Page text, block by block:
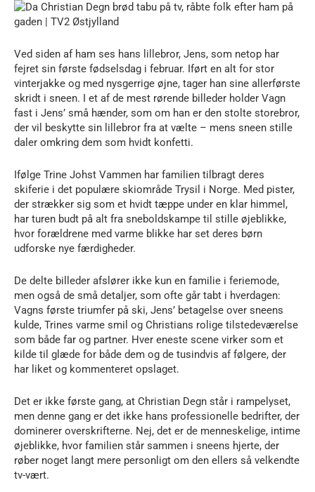
Ved siden af ham ses hans lillebror, Jens, som netop har
fejret sin første fødselsdag i februar. Iført en alt for stor
vinterjakke og med nysgerrige øjne, tager han sine allerførste
skridt i sneen. I et af de mest rørende billeder holder Vagn
fast i Jens’ små hænder, som om han er den stolte storebror,
der vil beskytte sin lillebror fra at vælte – mens sneen stille
daler omkring dem som hvidt konfetti.
Ifølge Trine Johst Vammen har familien tilbragt deres
skiferie i det populære skiområde Trysil i Norge. Med pister,
der strækker sig som et hvidt tæppe under en klar himmel,
har turen budt på alt fra sneboldskampe til stille øjeblikke,
hvor forældrene med varme blikke har set deres børn
udforske nye færdigheder.
De delte billeder afslører ikke kun en familie i feriemode,
men også de små detaljer, som ofte går tabt i hverdagen:
Vagns første triumfer på ski, Jens’ betagelse over sneens
kulde, Trines varme smil og Christians rolige tilstedeværelse
som både far og partner. Hver eneste scene virker som et
kilde til glæde for både dem og de tusindvis af følgere, der
har liket og kommenteret opslaget.
Det er ikke første gang, at Christian Degn står i rampelyset,
men denne gang er det ikke hans professionelle bedrifter, der
dominerer overskrifterne. Nej, det er de menneskelige, intime
øjeblikke, hvor familien står sammen i sneens hjerte, der
røber noget langt mere personligt om den ellers så velkendte
tv-vært.